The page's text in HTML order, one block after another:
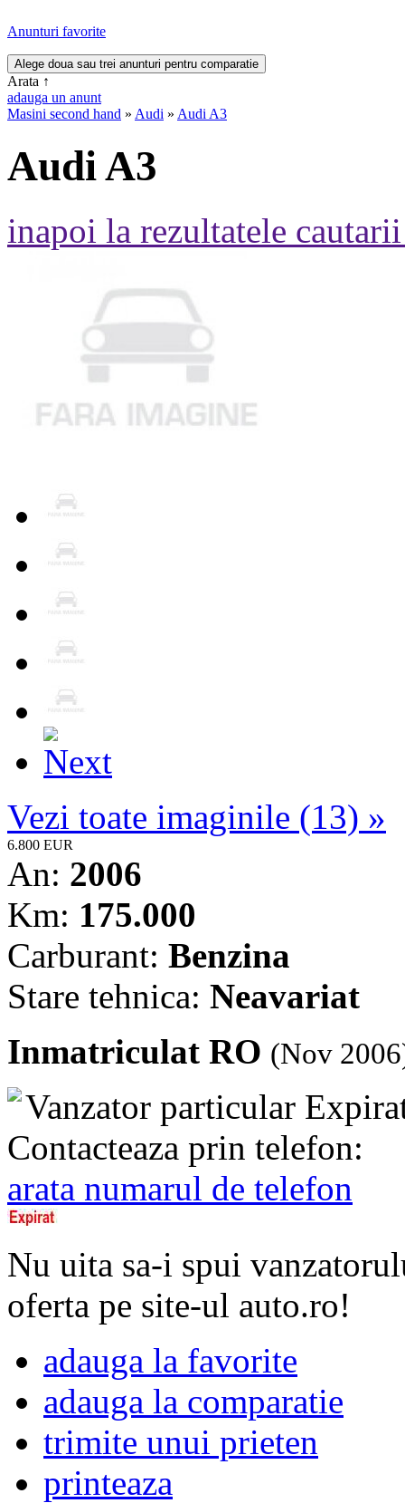
Anunturi favorite
Arata ↑
adauga un anunt
Masini second hand » Audi » Audi A3
Audi A3
inapoi la rezultatele
Vezi toate imaginile (13) »
6.800 EUR
An: 2006
Km: 175.000
Carburant: Benzina
Stare tehnica: Neavariat
Inmatriculat RO (Nov
Vanzator particular
Contacteaza prin telefon:
arata numarul de telefon
Nu uita sa-i spui
oferta pe site-ul auto.ro!
adauga la favorite
adauga la comparatie
trimite unui prieten
printeaza